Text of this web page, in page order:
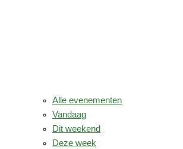
Alle evenementen
Vandaag
Dit weekend
Deze week